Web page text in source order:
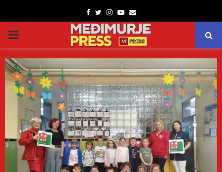
Facebook
TwitterInstagram
Youtube
Email
PRIMARY
MENU